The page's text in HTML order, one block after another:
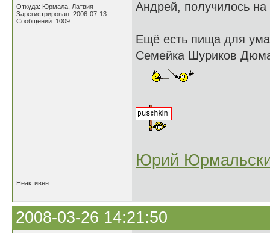
Откуда: Юрмала, Латвия
Зарегистрирован: 2006-07-13
Сообщений: 1009
Андрей, получилось
Ещё есть пища для
Семейка Шуриков
Юрий
Неактивен
2008-03-26 14:21:50